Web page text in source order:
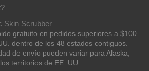
Skin Scrubber
gratuito en pedidos superiores a $100
dentro de los 48 estados contiguos.
de envío pueden variar para Alaska,
territorios de EE. UU.